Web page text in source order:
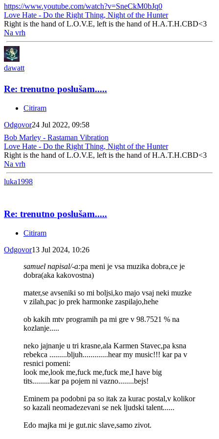
https://www.youtube.com/watch?v=SneCkM0bJq0
Love Hate - Do the Right Thing, Night of the Hunter
Right is the hand of L.O.V.E, left is the hand of H.A.T.H.CBD<3
Na vrh
dawatt
Re: trenutno poslušam.....
Citiram
Odgovor24 Jul 2022, 09:58
Bob Marley - Rastaman Vibration
Love Hate - Do the Right Thing, Night of the Hunter
Right is the hand of L.O.V.E, left is the hand of H.A.T.H.CBD<3
Na vrh
luka1998
Re: trenutno poslušam.....
Citiram
Odgovor13 Jul 2024, 10:26
samuel napisal/-a:pa meni je vsa muzika dobra,ce je
dobra(aka kakovostna)
mater,se avseniki so mi boljsi,ko majo vsaj neki muzke
v zilah,pac jo prek harmonke zaspilajo,hehe
ob kakih mtv programih pa mi gre v 98.7521 % na
kozlanje.....
neko jajnanje u tri krasne,ala Karmen Stavec,pa ksna
rebekca .........bljuh.............hear my music!!! kar pa v
resnici pomeni:
look me,look me,fuck me,fuck me,I have big
tits.........kar pa pojem ni vazno........bejs!
Eminem pa podobni pa so itak za kurac postal,v kolikor
so kazali neomadezevani se nek ljudski talent......
Edo majka mi je gut.nic slave,samo zivot.